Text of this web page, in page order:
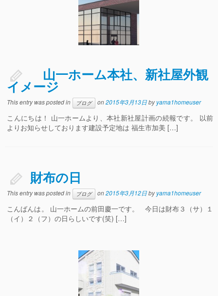
山一ホーム本社、新社屋外観
イメージ
This entry was posted in ブログ on2015年3月13日byyama1homeuser
こんにちは！ 山一ホームより、本社新社屋計画の続報です。 以前
よりお知らせしております建設予定地は 福生市加美 […]
財布の日
This entry was posted in ブログ on2015年3月12日byyama1homeuser
こんばんは。 山一ホームの前田慶一です。 今日は財布３（サ）１
（イ）２（フ）の日らしいです(笑) […]